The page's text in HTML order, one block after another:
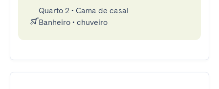
Quarto 2 • Cama de casal
Banheiro • chuveiro